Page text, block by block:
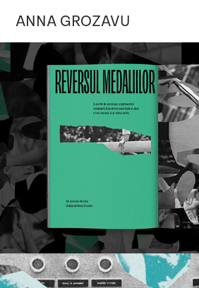
ANNA GROZAVU
Reversul medaliilor | EDITORIAL